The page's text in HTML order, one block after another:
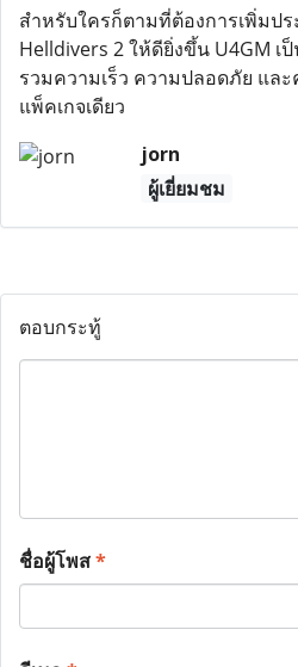
สำหรับใครก็ตามที่ต้องการเพิ่มป
Helldivers 2 ให้ดียิ่งขึ้น U4GM เ
รวมความเร็ว ความปลอดภัย แล
แพ็คเกจเดียว
jorn
ผู้เยี่ยมชม
ตอบกระทู้
ชื่อผู้โพส*